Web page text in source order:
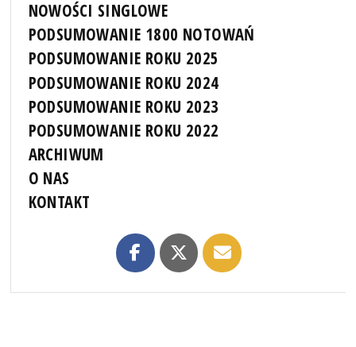
NOWOŚCI SINGLOWE
PODSUMOWANIE 1800 NOTOWAŃ
PODSUMOWANIE ROKU 2025
PODSUMOWANIE ROKU 2024
PODSUMOWANIE ROKU 2023
PODSUMOWANIE ROKU 2022
ARCHIWUM
O NAS
KONTAKT